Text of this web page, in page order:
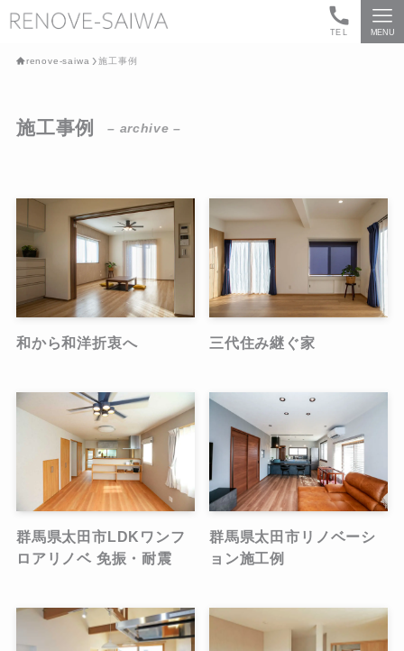
TEL MENU
renove-saiwa 施工事例
施工事例 – archive –
和から和洋折衷へ 三代住み継ぐ家
群馬県太田市LDKワンフ
ロアリノベ 免振・耐震
群馬県太田市リノベーシ
ョン施工例